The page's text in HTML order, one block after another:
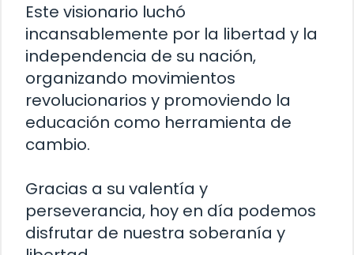
Este visionario luchó
incansablemente por la libertad y la
independencia de su nación,
organizando movimientos
revolucionarios y promoviendo la
educación como herramienta de
cambio.
Gracias a su valentía y
perseverancia, hoy en día podemos
disfrutar de nuestra soberanía y